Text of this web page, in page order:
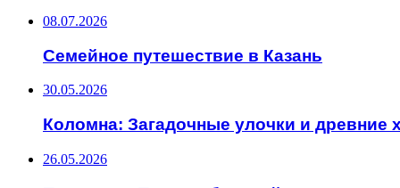
08.07.2026
Семейное путешествие в Казань
30.05.2026
Коломна: Загадочные улочки и древние
26.05.2026